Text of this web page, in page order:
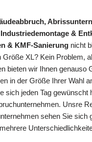
&
& KMF-Sanierung nicht
Größe XL? Kein Problem,
bieten wir Ihnen genauso
in der Größe Ihrer Wahl
sich jeden Tag gewünscht
Unsre
sehen Sie sich